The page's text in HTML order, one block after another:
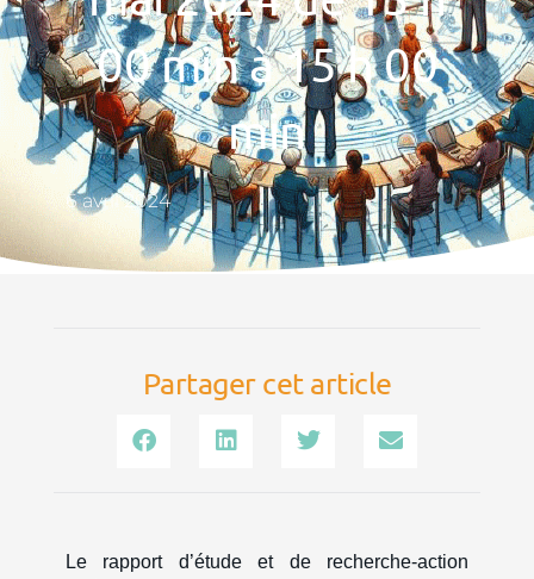
00 min à 15 h 00
min
6 avril 2024
Partager cet article
Le rapport d’étude et de recherche-action